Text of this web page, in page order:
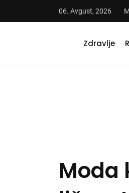
06. Avgust, 2026
Zdravlje
Moda